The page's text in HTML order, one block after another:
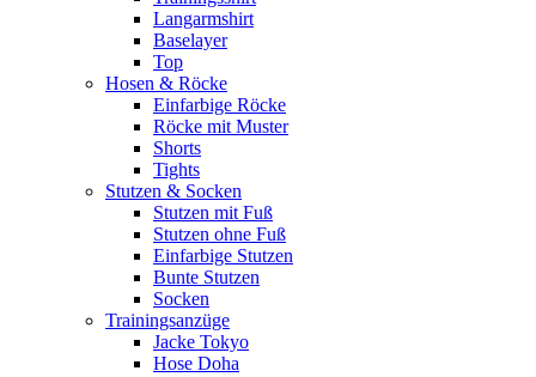
Langarmshirt
Baselayer
Top
Hosen & Röcke
Einfarbige Röcke
Röcke mit Muster
Shorts
Tights
Stutzen & Socken
Stutzen mit Fuß
Stutzen ohne Fuß
Einfarbige Stutzen
Bunte Stutzen
Socken
Trainingsanzüge
Jacke Tokyo
Hose Doha